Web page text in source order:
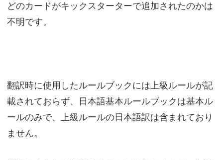
どのカードがキックスターターで追加されたのかは
不明です。
翻訳時に使用したルールブックには上級ルールが記
載されておらず、日本語基本ルールブックは基本ル
ールのみで、上級ルールの日本語訳は含まれており
ません。